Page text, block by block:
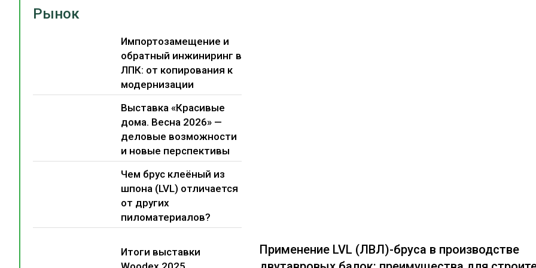
Рынок
Импортозамещение и
обратный инжиниринг в
ЛПК: от копирования к
модернизации
Выставка «Красивые
дома. Весна 2026» —
деловые возможности
и новые перспективы
Чем брус клеёный из
шпона (LVL) отличается
от других
пиломатериалов?
Итоги выставки
Применение LVL (ЛВЛ)-бруса в производстве